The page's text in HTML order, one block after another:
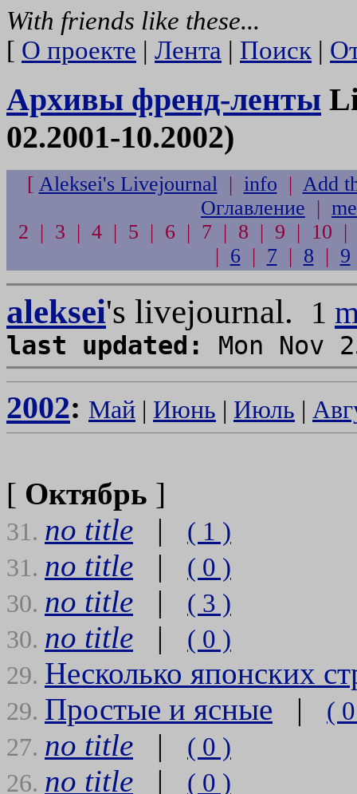
With friends like these...
[ О проекте | Лента | Поиск |
Архивы френд-ленты
02.2001-10.2002)
[ Aleksei's Livejournal| info | Add
Оглавление |
2 | 3 | 4 | 5 | 6 | 7 | 8 | 9 | 10
| 6| 7| 8 | 9
aleksei's livejournal. 1
last updated: Mon Nov
2002: Май | Июнь | Июль |
[ Октябрь ]
31. no title | ( 1 )
31. no title | ( 0 )
30. no title | ( 3 )
30. no title | ( 0 )
29. Несколько японских
29. Простые и ясные | (
27. no title | ( 0 )
26. no title | ( 0 )